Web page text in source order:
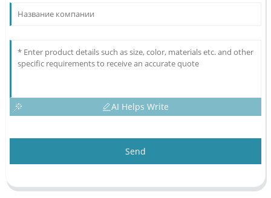
AI Helps Write
Send